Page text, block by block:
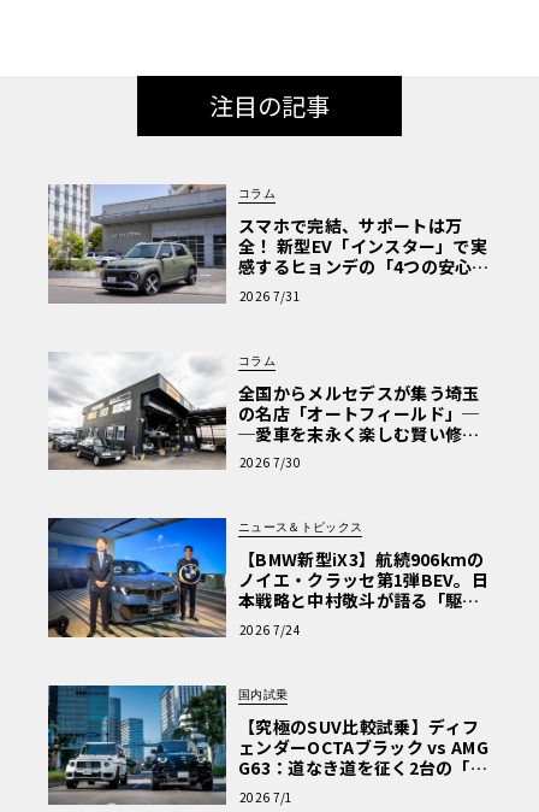
注目の記事
コラム
スマホで完結、サポートは万
全！ 新型EV「インスター」で実
感するヒョンデの「4つの安心」
【第1回・ヒョンデ6つの疑問：
Why? Hyundai?】〈PR〉
2026 7/31
コラム
全国からメルセデスが集う埼玉
の名店「オートフィールド」─
─愛車を末永く楽しむ賢い修理
術と、プロがフックス製オイル
を選ぶ理由〈PR〉
2026 7/30
ニュース＆トピックス
【BMW新型iX3】航続906kmの
ノイエ・クラッセ第1弾BEV。日
本戦略と中村敬斗が語る「駆け
ぬける歓び」
2026 7/24
国内試乗
【究極のSUV比較試乗】ディフ
ェンダーOCTAブラック vs AMG
G63：道なき道を征く2台の「対
極的アプローチ」
2026 7/1